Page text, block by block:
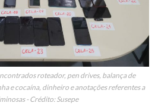
roteador, pen drives, balança de
e cocaína, dinheiro e anotações referentes a
- Crédito: Susepe